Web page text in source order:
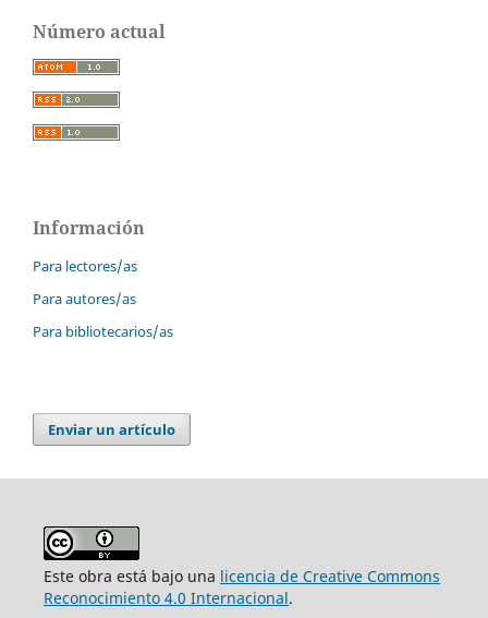
Número actual
Información
Para lectores/as
Para autores/as
Para bibliotecarios/as
Enviar un artículo
Este obra está bajo una licencia de Creative Commons
Reconocimiento 4.0 Internacional.